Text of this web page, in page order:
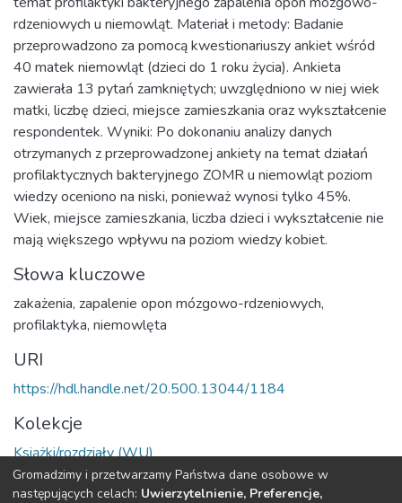
rdzeniowych u niemowląt. Materiał i metody: Badanie
przeprowadzono za pomocą kwestionariuszy ankiet wśród
40 matek niemowląt (dzieci do 1 roku życia). Ankieta
zawierała 13 pytań zamkniętych; uwzględniono w niej wiek
matki, liczbę dzieci, miejsce zamieszkania oraz wykształcenie
respondentek. Wyniki: Po dokonaniu analizy danych
otrzymanych z przeprowadzonej ankiety na temat działań
profilaktycznych bakteryjnego ZOMR u niemowląt poziom
wiedzy oceniono na niski, ponieważ wynosi tylko 45%.
Wiek, miejsce zamieszkania, liczba dzieci i wykształcenie nie
mają większego wpływu na poziom wiedzy kobiet.
Słowa kluczowe
zakażenia, zapalenie opon mózgowo-rdzeniowych,
profilaktyka, niemowlęta
URI
https://hdl.handle.net/20.500.13044/1184
Kolekcje
Książki/rozdziały (WU)
Cała strona rekordu
Gromadzimy i przetwarzamy Państwa dane osobowe w
następujących celach: Uwierzytelnienie, Preferencje,